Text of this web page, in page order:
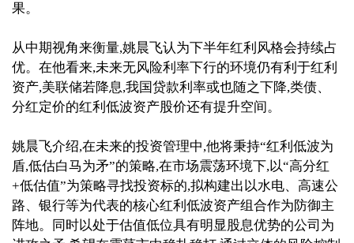
果。
从中期视角来衡量,姚晨飞认为下半年红利风格会持续占
优。在他看来,未来无风险利率下行的环境仍有利于红利
资产,美联储若降息,我国贷款利率或也随之下降,类债、
分红定价的红利低波资产股价还有提升空间。
姚晨飞介绍,在未来的投资管理中,他将秉持“红利低波为
盾,低估白马为矛”的策略,在市场震荡环境下,以“高分红
+低估值”为策略寻找投资标的,拟构建出以水电、高速公
路、银行等为代表的核心红利低波资产组合作为防御主
阵地。同时以处于估值低位具有明显股息优势的公司为